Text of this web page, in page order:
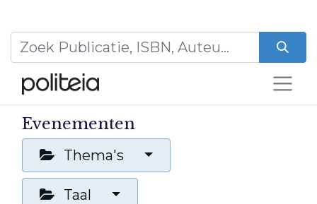
Evenementen
Thema's
Taal